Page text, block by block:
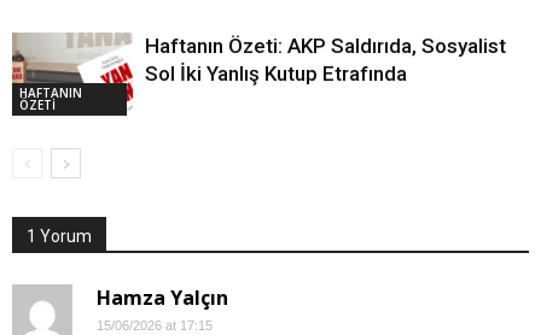
HAFTANIN
ÖZETİ
Haftanın Özeti: AKP Saldırıda, Sosyalist
Sol İki Yanlış Kutup Etrafında
1 Yorum
Hamza Yalçın
15/06/2026 at 17:15